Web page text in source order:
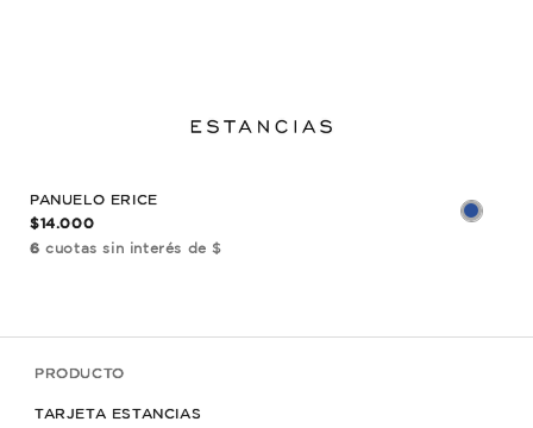
PANUELO ERICE
$14.000
6 cuotas sin interés de $
PRODUCTO
TARJETA ESTANCIAS